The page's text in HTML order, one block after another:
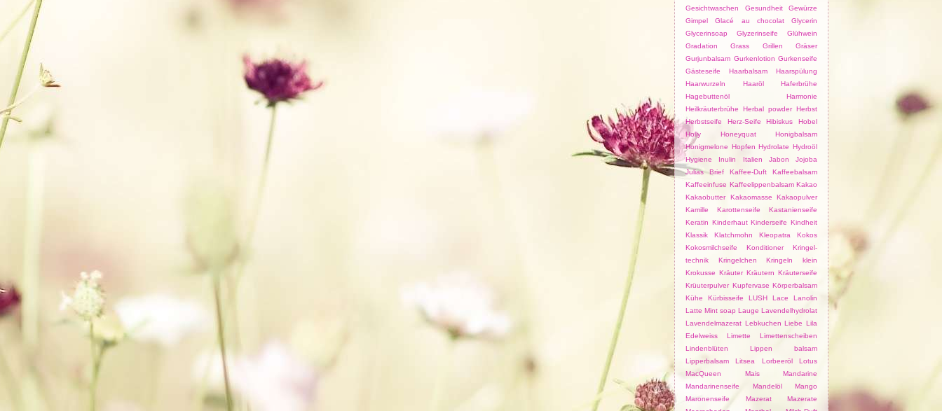
Gesichtwaschen
Gesundheit
Gewürze
Gimpel
Glacé au chocolat
Glycerin
Glycerinsoap
Glyzerinseife
Glühwein
Gradation
Grass Grillen
Gräser
Gurjunbalsam Gurkenlotion Gurkenseife
Gästeseife
Haarbalsam
Haarspülung
Haarwurzeln
Haaröl
Haferbrühe
Hagebuttenöl
Harmonie
Heilkräuterbrühe
Herbal powder Herbst
Herbstseife
Herz-Seife Hibiskus
Hobel
Holly
Honeyquat
Honigbalsam
Honigmelone Hopfen Hydrolate Hydroöl
Hygiene
Inulin Italien Jabon
Jojoba
Julias Brief
Kaffee-Duft
Kaffeebalsam
Kaffeeinfuse Kaffeelippenbalsam Kakao
Kakaobutter
Kakaomasse
Kakaopulver
Kamille
Karottenseife
Kastanienseife
Keratin Kinderhaut Kinderseife Kindheit
Klassik
Klatchmohn Kleopatra
Kokos
Kokosmilchseife
Konditioner
Kringel-
technik
Kringelchen
Kringeln klein
Krokusse Kräuter Kräutern Kräuterseife
Krüuterpulver Kupfervase Körperbalsam
Kühe
Kürbisseife LUSH Lace
Lanolin
Latte Mint soap Lauge Lavendelhydrolat
Lavendelmazerat Lebkuchen Liebe Lila
Edelweiss
Limette
Limettenscheiben
Lindenblüten
Lippen balsam
Lipperbalsam
Litsea Lorbeeröl
Lotus
MacQueen
Mais
Mandarine
Mandarinenseife
Mandelöl
Mango
Maronenseife
Mazerat
Mazerate